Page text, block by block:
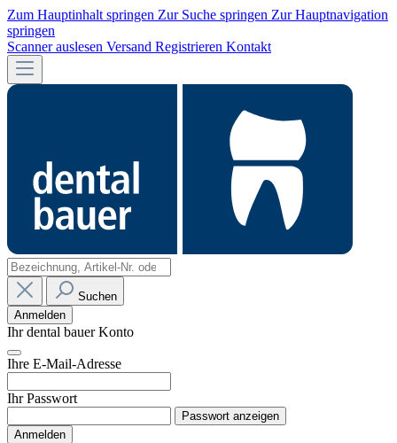
Zum Hauptinhalt springen Zur Suche springen Zur Hauptnavigation
springen
Scanner auslesen Versand Registrieren Kontakt
Suchen
Anmelden
Ihr dental bauer Konto
Ihre E-Mail-Adresse
Ihr Passwort
Passwort anzeigen
Anmelden